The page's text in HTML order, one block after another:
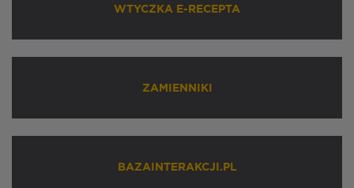
WTYCZKA E-RECEPTA
ZAMIENNIKI
BAZAINTERAKCJI.PL